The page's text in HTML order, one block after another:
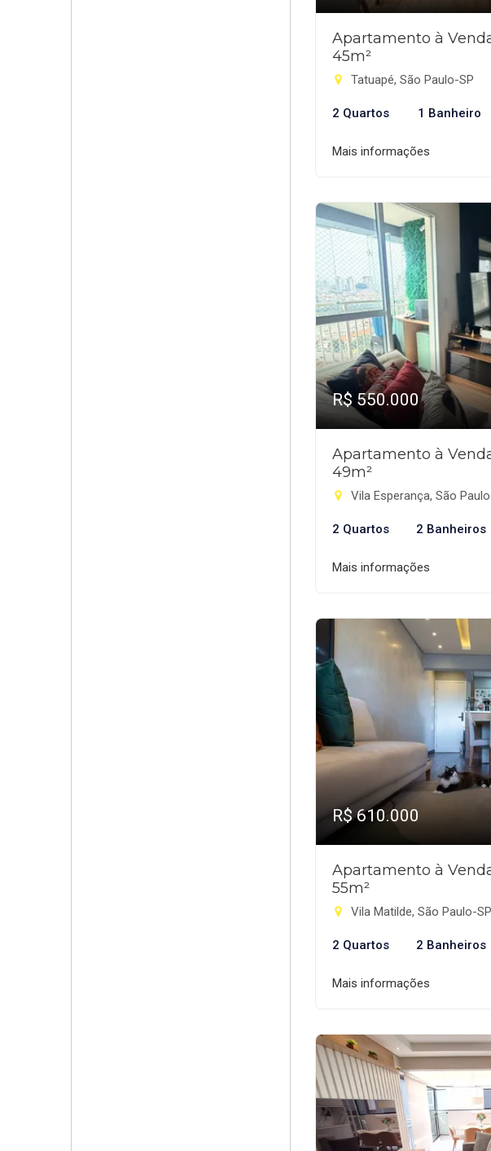
Apartamento à
45m²
Tatuapé, São Paulo-SP
2 Quartos 1 Banheiro
Mais informações
R$ 550.000
Apartamento à
49m²
Vila Esperança, São
2 Quartos 2 Banheiros
Mais informações
R$ 610.000
Apartamento à
55m²
Vila Matilde, São Paulo-SP
2 Quartos 2 Banheiros
Mais informações